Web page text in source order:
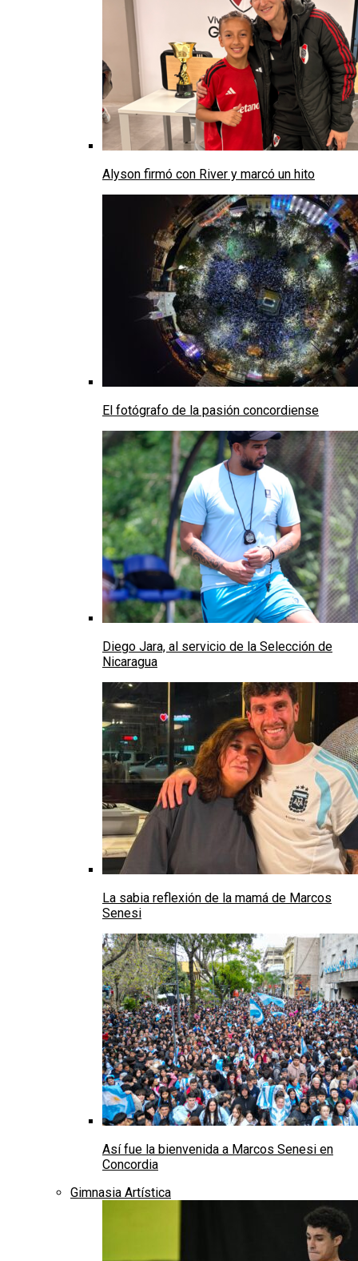
Alyson firmó con River y marcó un hito
El fotógrafo de la pasión concordiense
Diego Jara, al servicio de la Selección de
Nicaragua
La sabia reflexión de la mamá de Marcos
Senesi
Así fue la bienvenida a Marcos Senesi en
Concordia
Gimnasia Artística